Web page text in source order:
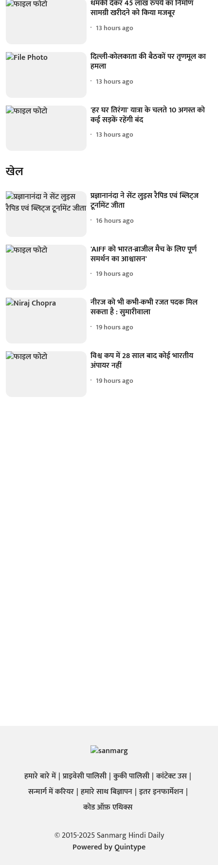
धमकी देकर 45 लाख रुपये का निर्माण
सामग्री खरीदने को किया मजबूर
13 hours ago
दिल्ली-कोलकाता की बैठकों पर तृणमूल का
हमला
13 hours ago
'हर घर तिरंगा' यात्रा के चलते 10 अगस्त को
कई सड़कें रहेंगी बंद
13 hours ago
खेल
प्रज्ञानानंदा ने सेंट लुइस रैपिड एवं ब्लिट्ज
टूर्नामेंट जीता
16 hours ago
'AIFF को भारत-ब्राजील मैच के लिए पूर्ण
समर्थन का आश्वासन'
19 hours ago
नीरज को भी कभी-कभी रजत पदक मिल
सकता है : सुमारीवाला
19 hours ago
विश्व कप में 28 साल बाद कोई भारतीय
अंपायर नहीं
19 hours ago
हमारे बारे में प्राइवेसी पालिसी कुकी पालिसी कांटेक्ट उस
सन्मार्ग में करियर हमारे साथ बिज्ञापन इतर इनफार्मेशन
कोड ऑफ़ एथिक्स
© 2015-2025 Sanmarg Hindi Daily
Powered byQuintype